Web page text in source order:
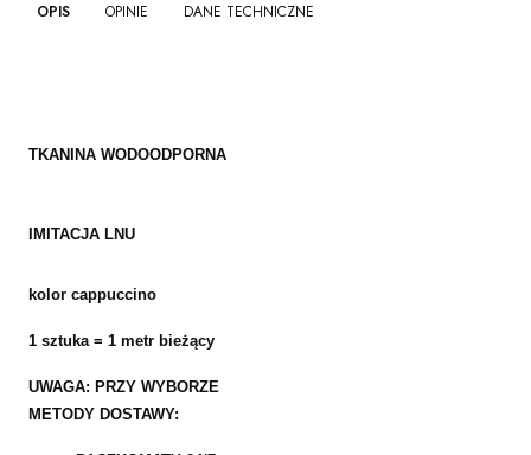
OPIS OPINIE DANE TECHNICZNE
TKANINA WODOODPORNA
IMITACJA LNU
kolor cappuccino
1 sztuka = 1 metr bieżący
UWAGA: PRZY WYBORZE
METODY DOSTAWY: